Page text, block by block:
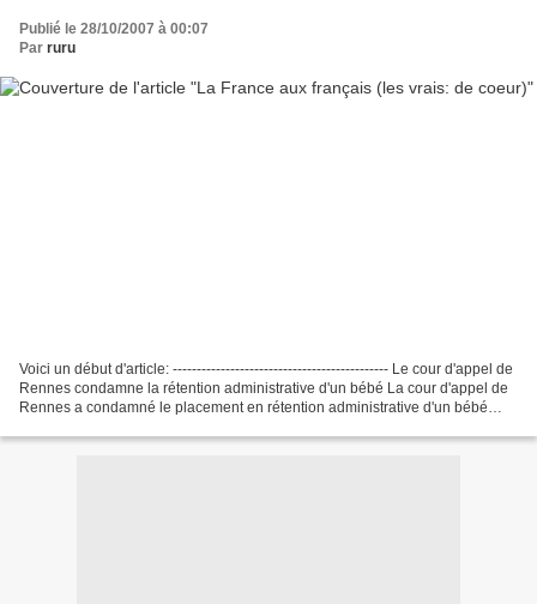
Publié le 28/10/2007 à 00:07
Par ruru
Voici un début d'article: --------------------------------------------- Le cour d'appel de
Rennes condamne la rétention administrative d'un bébé La cour d'appel de
Rennes a condamné le placement en rétention administrative d'un bébé